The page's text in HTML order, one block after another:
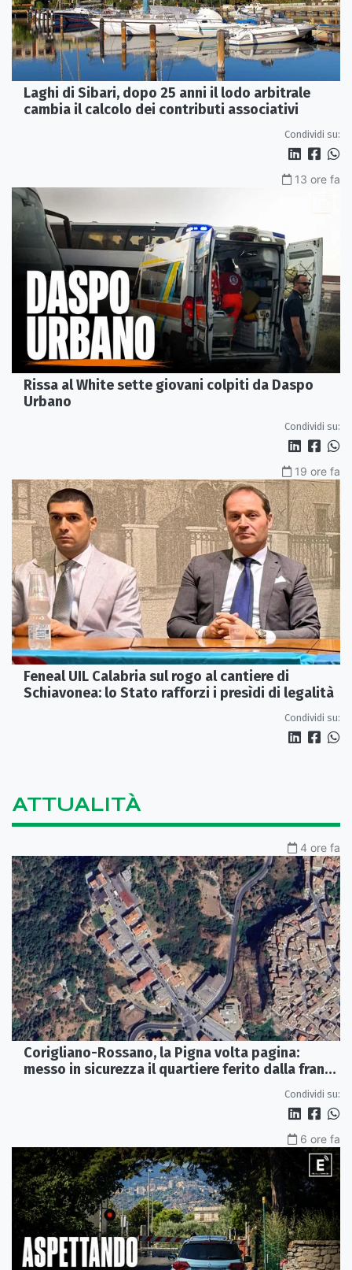
Laghi di Sibari, dopo 25 anni il lodo arbitrale
cambia il calcolo dei contributi associativi
Condividi su:
13 ore fa
Rissa al White sette giovani colpiti da Daspo
Urbano
Condividi su:
19 ore fa
Feneal UIL Calabria sul rogo al cantiere di
Schiavonea: lo Stato rafforzi i presìdi di legalità
Condividi su:
ATTUALITÀ
4 ore fa
Corigliano-Rossano, la Pigna volta pagina:
messo in sicurezza il quartiere ferito dalla frana
Condividi su:
6 ore fa